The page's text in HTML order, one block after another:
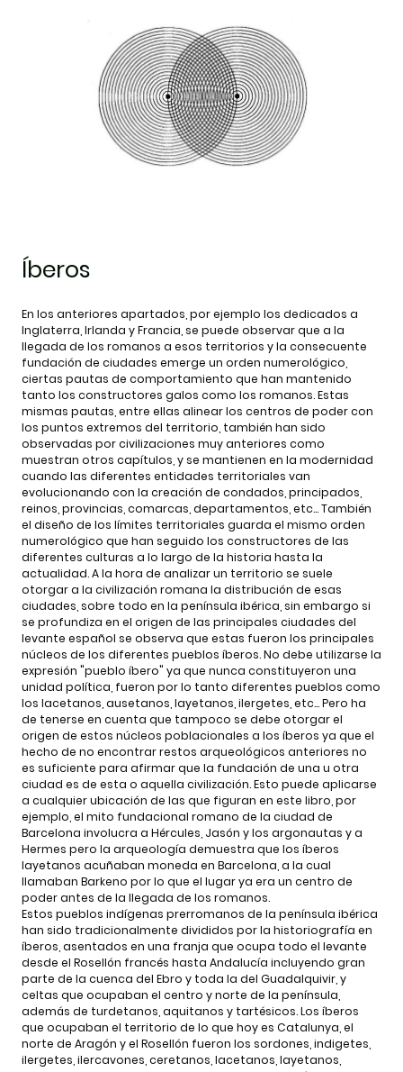
Íberos
En los anteriores apartados, por ejemplo los dedicados a
Inglaterra, Irlanda y Francia, se puede observar que a la
llegada de los romanos a esos territorios y la consecuente
fundación de ciudades emerge un orden numerológico,
ciertas pautas de comportamiento que han mantenido
tanto los constructores galos como los romanos. Estas
mismas pautas, entre ellas alinear los centros de poder con
los puntos extremos del territorio, también han sido
observadas por civilizaciones muy anteriores como
muestran otros capítulos, y se mantienen en la modernidad
cuando las diferentes entidades territoriales van
evolucionando con la creación de condados, principados,
reinos, provincias, comarcas, departamentos, etc… También
el diseño de los límites territoriales guarda el mismo orden
numerológico que han seguido los constructores de las
diferentes culturas a lo largo de la historia hasta la
actualidad. A la hora de analizar un territorio se suele
otorgar a la civilización romana la distribución de esas
ciudades, sobre todo en la península ibérica, sin embargo si
se profundiza en el origen de las principales ciudades del
levante español se observa que estas fueron los principales
núcleos de los diferentes pueblos íberos. No debe utilizarse la
expresión "pueblo íbero" ya que nunca constituyeron una
unidad política, fueron por lo tanto diferentes pueblos como
los lacetanos, ausetanos, layetanos, ilergetes, etc… Pero ha
de tenerse en cuenta que tampoco se debe otorgar el
origen de estos núcleos poblacionales a los íberos ya que el
hecho de no encontrar restos arqueológicos anteriores no
es suficiente para afirmar que la fundación de una u otra
ciudad es de esta o aquella civilización. Esto puede aplicarse
a cualquier ubicación de las que figuran en este libro, por
ejemplo, el mito fundacional romano de la ciudad de
Barcelona involucra a Hércules, Jasón y los argonautas y a
Hermes pero la arqueología demuestra que los íberos
layetanos acuñaban moneda en Barcelona, a la cual
llamaban Barkeno por lo que el lugar ya era un centro de
poder antes de la llegada de los romanos.
Estos pueblos indígenas prerromanos de la península ibérica
han sido tradicionalmente divididos por la historiografía en
íberos, asentados en una franja que ocupa todo el levante
desde el Rosellón francés hasta Andalucía incluyendo gran
parte de la cuenca del Ebro y toda la del Guadalquivir, y
celtas que ocupaban el centro y norte de la península,
además de turdetanos, aquitanos y tartésicos. Los íberos
que ocupaban el territorio de lo que hoy es Catalunya, el
norte de Aragón y el Rosellón fueron los sordones, indigetes,
ilergetes, ilercavones, ceretanos, lacetanos, layetanos,